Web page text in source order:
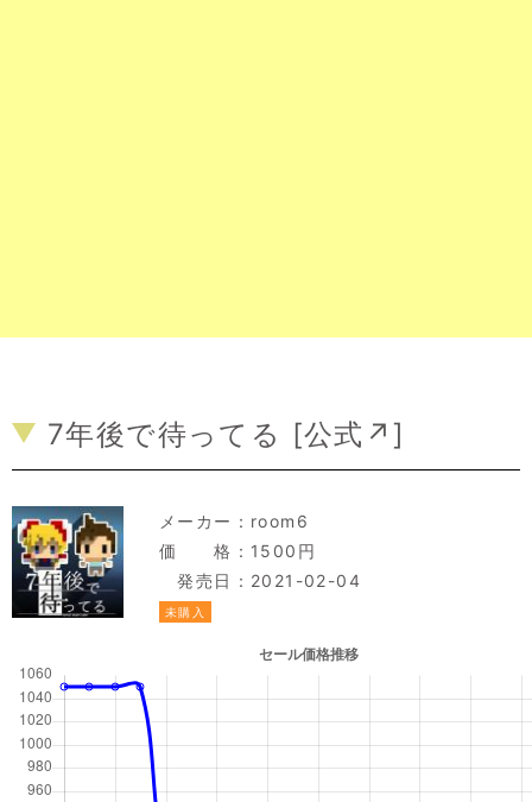
7年後で待ってる [公式↗]
メーカー： room6
価 格：1500円
発売日：2021-02-04
未購入